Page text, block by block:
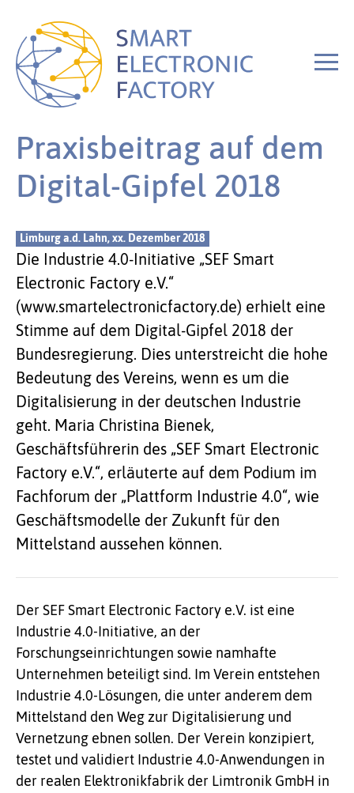
Praxisbeitrag auf dem
Digital-Gipfel 2018
Limburg a.d. Lahn, xx. Dezember 2018
Die Industrie 4.0-Initiative „SEF Smart
Electronic Factory e.V.“
(www.smartelectronicfactory.de) erhielt eine
Stimme auf dem Digital-Gipfel 2018 der
Bundesregierung. Dies unterstreicht die hohe
Bedeutung des Vereins, wenn es um die
Digitalisierung in der deutschen Industrie
geht. Maria Christina Bienek,
Geschäftsführerin des „SEF Smart Electronic
Factory e.V.“, erläuterte auf dem Podium im
Fachforum der „Plattform Industrie 4.0“, wie
Geschäftsmodelle der Zukunft für den
Mittelstand aussehen können.
Der SEF Smart Electronic Factory e.V. ist eine
Industrie 4.0-Initiative, an der
Forschungseinrichtungen sowie namhafte
Unternehmen beteiligt sind. Im Verein entstehen
Industrie 4.0-Lösungen, die unter anderem dem
Mittelstand den Weg zur Digitalisierung und
Vernetzung ebnen sollen. Der Verein konzipiert,
testet und validiert Industrie 4.0-Anwendungen in
der realen Elektronikfabrik der Limtronik GmbH in